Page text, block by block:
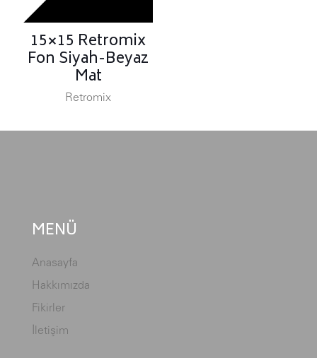
15×15 Retromix
Fon Siyah-Beyaz
Mat
Retromix
MENÜ
Anasayfa
Hakkımızda
Fikirler
İletişim